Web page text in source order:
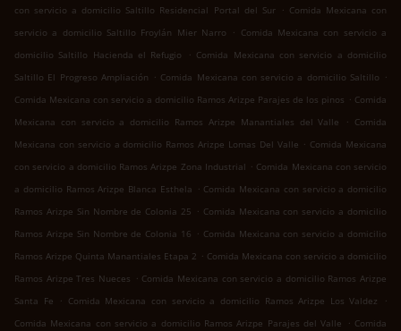
con servicio a domicilio Saltillo Residencial Portal del Sur . Comida Mexicana con
servicio a domicilio Saltillo Froylán Mier Narro
. Comida Mexicana con servicio a
domicilio Saltillo Hacienda el Refugio
. Comida Mexicana con servicio a domicilio
Saltillo El Progreso Ampliación . Comida Mexicana con servicio a domicilio Saltillo .
Comida Mexicana con servicio a domicilio Ramos Arizpe Parajes de los pinos . Comida
Mexicana con servicio a domicilio Ramos Arizpe Manantiales del Valle
. Comida
Mexicana con servicio a domicilio Ramos Arizpe Lomas Del Valle . Comida Mexicana
con servicio a domicilio Ramos Arizpe Zona Industrial . Comida Mexicana con servicio
a domicilio Ramos Arizpe Blanca Esthela . Comida Mexicana con servicio a domicilio
Ramos Arizpe Sin Nombre de Colonia 25 . Comida Mexicana con servicio a domicilio
Ramos Arizpe Sin Nombre de Colonia 16 . Comida Mexicana con servicio a domicilio
Ramos Arizpe Quinta Manantiales Etapa 2 . Comida Mexicana con servicio a domicilio
Ramos Arizpe Tres Nueces . Comida Mexicana con servicio a domicilio Ramos Arizpe
Santa Fe
. Comida Mexicana con servicio a domicilio Ramos Arizpe Los Valdez
.
Comida Mexicana con servicio a domicilio Ramos Arizpe Parajes del Valle
. Comida